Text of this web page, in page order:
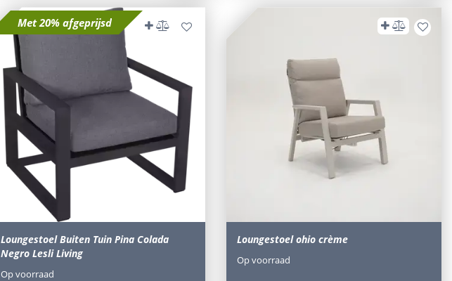
Met 20% afgeprijsd
Loungestoel Buiten Tuin Pina Colada
Negro Lesli Living
Op voorraad
Loungestoel ohio crème
Op voorraad